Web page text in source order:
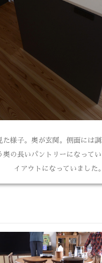
様子。奥が玄関。側面には
の長いパントリーになって
イアウトになっていました。